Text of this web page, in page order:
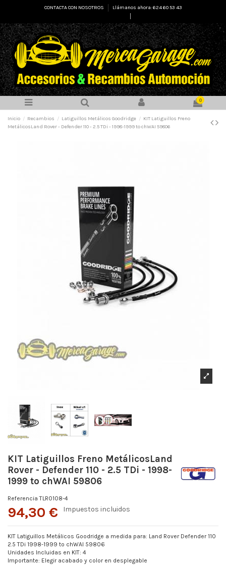
CONTACTA CON NOSOTROS
Llámanos ahora: 624 60 53 43
0
Inicio Recambios Latiguillos Metálicos Goodridge
KIT Latiguillos Freno
MetálicosLand Rover - Defender 110 - 2.5 TDi - 1998-1999 to chWAI 59806
KIT Latiguillos Freno MetálicosLand
Rover - Defender 110 - 2.5 TDi - 1998-
1999 to chWAI 59806
Referencia TLR0108-4
94,30 € Impuestos incluidos
KIT Latiguillos Metálicos Goodridge a medida para: Land Rover Defender 110
2.5 TDi 1998-1999 to chWAI 59806
Unidades Incluidas en KIT: 4
Importante: Elegir acabado y color en desplegable